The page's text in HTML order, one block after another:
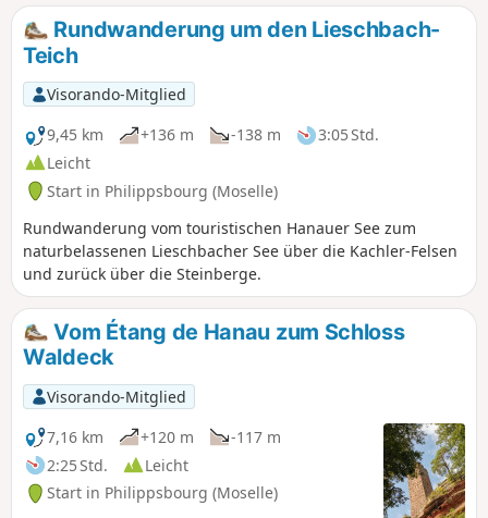
Rundwanderung um den Lieschbach-
Teich
Visorando-Mitglied
9,45 km
+136 m -138 m
3:05 Std.
Leicht
Start in Philippsbourg (Moselle)
Rundwanderung vom touristischen Hanauer See zum
naturbelassenen Lieschbacher See über die Kachler-Felsen
und zurück über die Steinberge.
Vom Étang de Hanau zum Schloss
Waldeck
Visorando-Mitglied
7,16 km
+120 m
-117 m
2:25 Std.
Leicht
Start in Philippsbourg (Moselle)